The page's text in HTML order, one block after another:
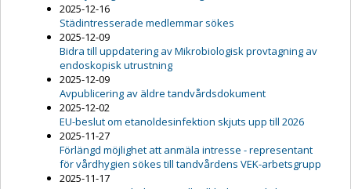
2025-12-16
Städintresserade medlemmar sökes
2025-12-09
Bidra till uppdatering av Mikrobiologisk provtagning av
endoskopisk utrustning
2025-12-09
Avpublicering av äldre tandvårdsdokument
2025-12-02
EU-beslut om etanoldesinfektion skjuts upp till 2026
2025-11-27
Förlängd möjlighet att anmäla intresse - representant
för vårdhygien sökes till tandvårdens VEK-arbetsgrupp
2025-11-17